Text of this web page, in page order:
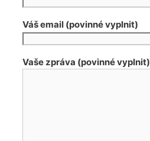
Váš email (povinné vyplnit)
Vaše zpráva (povinné vyplnit)